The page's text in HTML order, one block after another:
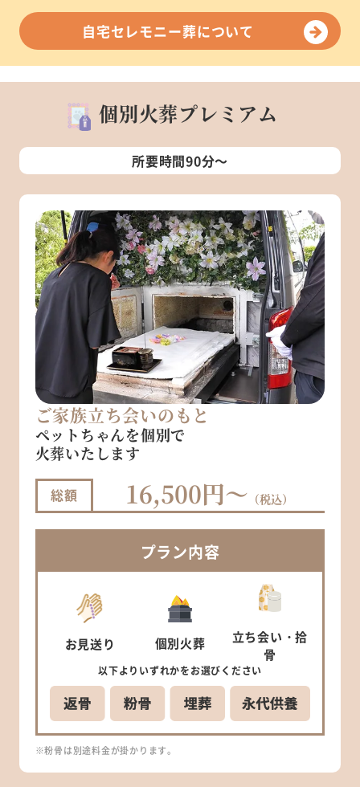
自宅セレモニー葬について
個別火葬プレミアム
所要時間90分～
ご家族立ち会いのもと
ペットちゃんを個別で
火葬いたします
総額 16,500円～ （税込）
プラン内容
お見送り 個別火葬 立ち会い ・拾
骨
以下より いずれかをお選びください
※粉骨は別途料金が掛かります。